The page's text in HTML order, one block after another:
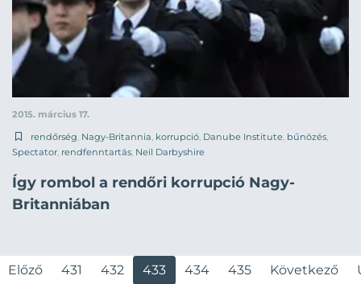
2015. március 17.
rendőrség, Nagy-Britannia, korrupció, Danube Institute, bűnözés,
Spectator, rendfenntartás, Neil Darbyshire
Így rombol a rendőri korrupció Nagy-
Britanniában
Előző 431 432 433 434 435 Következő